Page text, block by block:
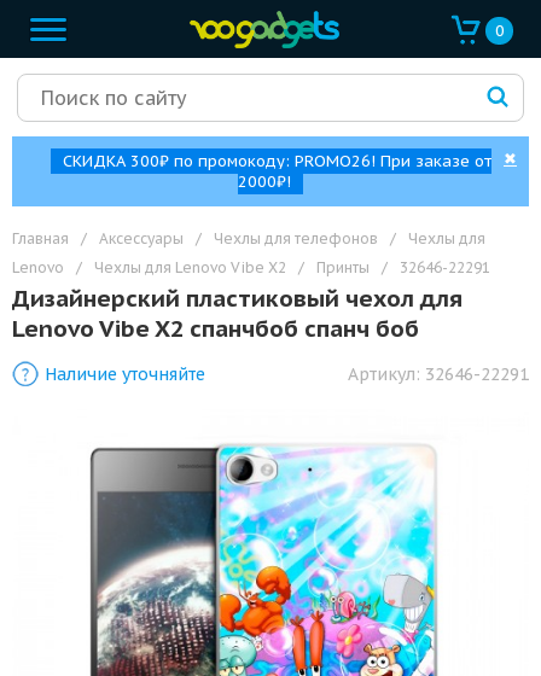
0
СКИДКА 300₽ по промокоду: PROMO26! При заказе от
2000₽!
✖
Главная / Аксессуары / Чехлы для телефонов /
Чехлы для
Lenovo
/ Чехлы для Lenovo Vibe X2 / Принты / 32646-22291
Дизайнерский пластиковый чехол для
Lenovo Vibe X2 спанчбоб спанч боб
Наличие уточняйте Артикул: 32646-22291